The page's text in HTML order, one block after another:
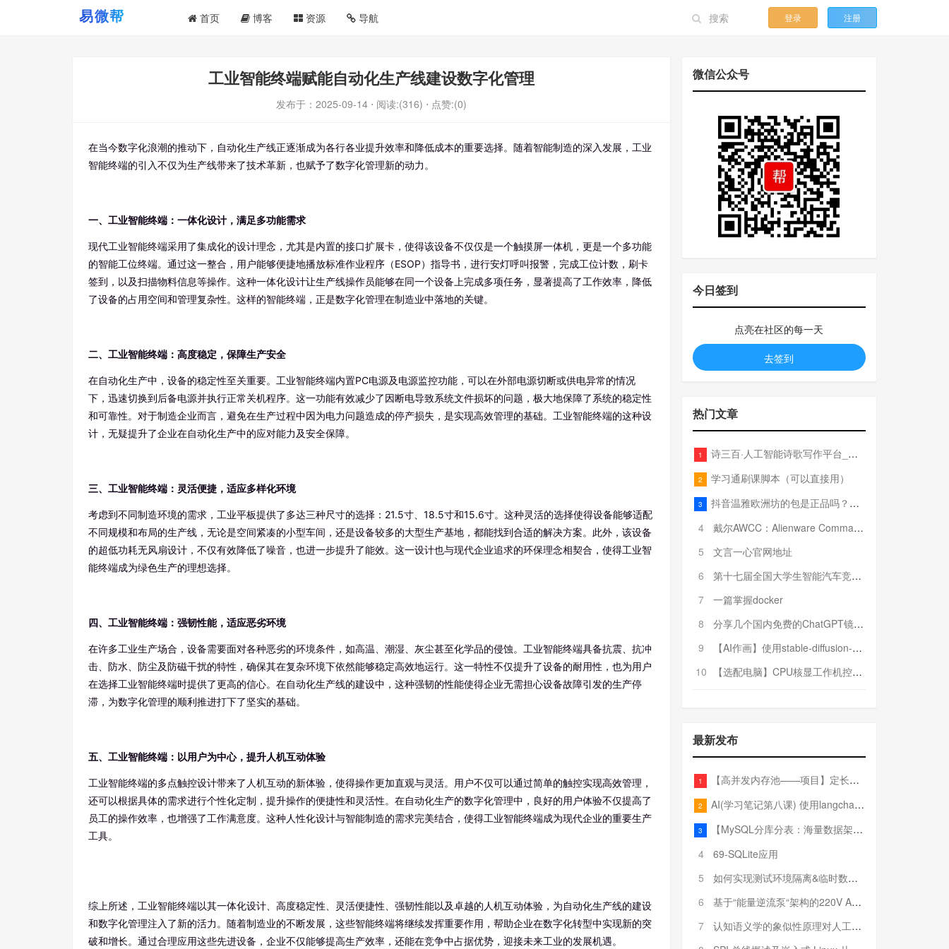
首页 博客 资源 导航 登录 注册
工业智能终端赋能自动化生产线建设数字化管理
发布于： 2025-09-14 ⋅ 阅读:(316) ⋅ 点赞:(0)
在当今数字化浪潮的推动下，自动化生产线正逐渐成为各行各业提升效率和降低成本的重要选择。随着智能制造的深入发展，工业
智能终端的引入不仅为生产线带来了技术革新，也赋予了数字化管理新的动力。
一、工业智能终端：一体化设计，满足多功能需求
现代工业智能终端采用了集成化的设计理念，尤其是内置的接口扩展卡，使得该设备不仅仅是一个触摸屏一体机，更是一个多功能
的智能工位终端。通过这一整合，用户能够便捷地播放标准作业程序（ESOP）指导书，进行安灯呼叫报警，完成工位计数，刷卡
签到，以及扫描物料信息等操作。这种一体化设计让生产线操作员能够在同一个设备上完成多项任务，显著提高了工作效率，降低
了设备的占用空间和管理复杂性。这样的智能终端，正是数字化管理在制造业中落地的关键。
二、工业智能终端：高度稳定，保障生产安全
在自动化生产中，设备的稳定性至关重要。工业智能终端内置PC电源及电源监控功能，可以在外部电源切断或供电异常的情况
下，迅速切换到后备电源并执行正常关机程序。这一功能有效减少了因断电导致系统文件损坏的问题，极大地保障了系统的稳定性
和可靠性。对于制造企业而言，避免在生产过程中因为电力问题造成的停产损失，是实现高效管理的基础。工业智能终端的这种设
计，无疑提升了企业在自动化生产中的应对能力及安全保障。
三、工业智能终端：灵活便捷，适应多样化环境
考虑到不同制造环境的需求，工业平板提供了多达三种尺寸的选择：21.5寸、18.5寸和15.6寸。这种灵活的选择使得设备能够适配
不同规模和布局的生产线，无论是空间紧凑的小型车间，还是设备较多的大型生产基地，都能找到合适的解决方案。此外，该设备
的超低功耗无风扇设计，不仅有效降低了噪音，也进一步提升了能效。这一设计也与现代企业追求的环保理念相契合，使得工业智
能终端成为绿色生产的理想选择。
四、工业智能终端：强韧性能，适应恶劣环境
在许多工业生产场合，设备需要面对各种恶劣的环境条件，如高温、潮湿、灰尘甚至化学品的侵蚀。工业智能终端具备抗震、抗冲
击、防水、防尘及防磁干扰的特性，确保其在复杂环境下依然能够稳定高效地运行。这一特性不仅提升了设备的耐用性，也为用户
在选择工业智能终端时提供了更高的信心。在自动化生产线的建设中，这种强韧的性能使得企业无需担心设备故障引发的生产停
滞，为数字化管理的顺利推进打下了坚实的基础。
五、工业智能终端：以用户为中心，提升人机互动体验
工业智能终端的多点触控设计带来了人机互动的新体验，使得操作更加直观与灵活。用户不仅可以通过简单的触控实现高效管理，
还可以根据具体的需求进行个性化定制，提升操作的便捷性和灵活性。在自动化生产的数字化管理中，良好的用户体验不仅提高了
员工的操作效率，也增强了工作满意度。这种人性化设计与智能制造的需求完美结合，使得工业智能终端成为现代企业的重要生产
工具。
综上所述，工业智能终端以其一体化设计、高度稳定性、灵活便捷性、强韧性能以及卓越的人机互动体验，为自动化生产线的建设
和数字化管理注入了新的活力。随着制造业的不断发展，这些智能终端将继续发挥重要作用，帮助企业在数字化转型中实现新的突
破和增长。通过合理应用这些先进设备，企业不仅能够提高生产效率，还能在竞争中占据优势，迎接未来工业的发展机遇。
微信公众号
今日签到
点亮在社区的每一天
去签到
热门文章
1 诗三百·人工智能诗歌写作平台_在线作诗机_藏头诗生成器_电脑对联_姓名作诗
2 学习通刷课脚本（可以直接用）
3
抖音温雅欧洲坊的包是正品吗？温雅卖的包为啥那么便宜？
4
戴尔AWCC：Alienware Command Center 故障排除方法，里面附有超全详解呦，快来快来，欢迎观看~
5
文言一心官网地址
6
第十七届全国大学生智能汽车竞赛全国总决赛参赛队伍奖项公告
7
一篇掌握docker
8
分享几个国内免费的ChatGPT镜像网址(亲测有效-4月25日更新)
9
【AI作画】使用stable-diffusion-webui搭建AI作画平台
10
【选配电脑】CPU核显工作机控制预算5000
最新发布
1 【高并发内存池——项目】定长内存池——开胃小菜
2 AI(学习笔记第八课) 使用langchain的embedding models
3
【MySQL分库分表：海量数据架构的终极解决方案】
4
69-SQLite应用
5
如何实现测试环境隔离&临时数据库（pytest+SQLite）
6
基于“能量逆流泵“架构的220V AC至20V DC 300W高效电源设计
7
认知语义学的象似性原理对人工智能自然语言处理深层语义分析的影响与启示